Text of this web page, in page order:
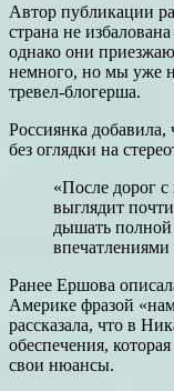
Автор публикации
страна не
однако они
немного, но мы уже
тревел-блогерша.
Россиянка добавила,
без оглядки на
«После дорог
выглядит
дышать
впечатлениями
Ранее Ершова
Америке фразой
рассказала, что в
обеспечения,
свои нюансы.